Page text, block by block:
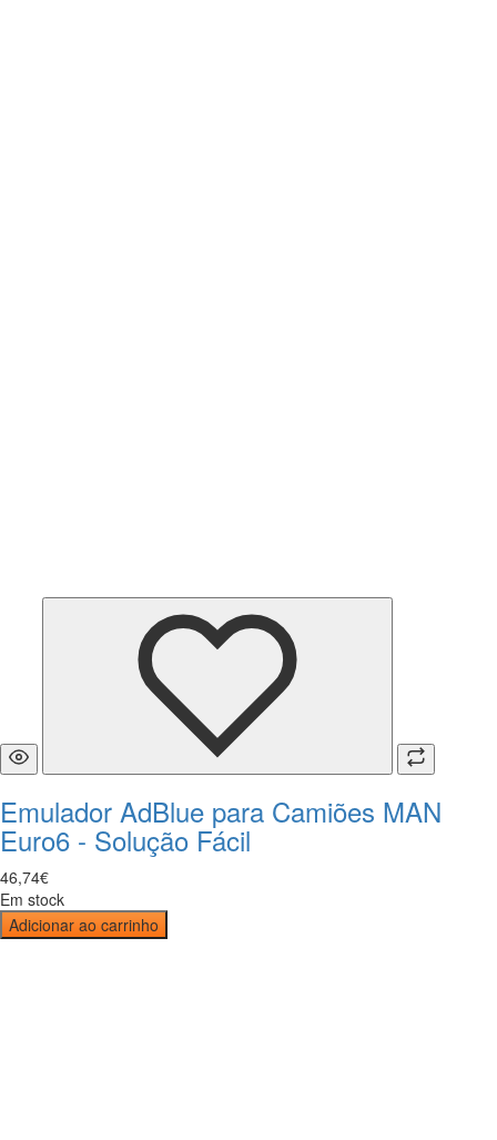
Emulador AdBlue para Camiões MAN
Euro6 - Solução Fácil
46,74€
Em stock
Adicionar ao carrinho